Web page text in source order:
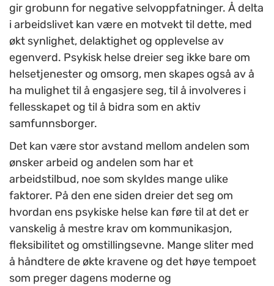
gir grobunn for negative selvoppfatninger. Å delta
i arbeidslivet kan være en motvekt til dette, med
økt synlighet, delaktighet og opplevelse av
egenverd. Psykisk helse dreier seg ikke bare om
helsetjenester og omsorg, men skapes også av å
ha mulighet til å engasjere seg, til å involveres i
fellesskapet og til å bidra som en aktiv
samfunnsborger.
Det kan være stor avstand mellom andelen som
ønsker arbeid og andelen som har et
arbeidstilbud, noe som skyldes mange ulike
faktorer. På den ene siden dreier det seg om
hvordan ens psykiske helse kan føre til at det er
vanskelig å mestre krav om kommunikasjon,
fleksibilitet og omstillingsevne. Mange sliter med
å håndtere de økte kravene og det høye tempoet
som preger dagens moderne og